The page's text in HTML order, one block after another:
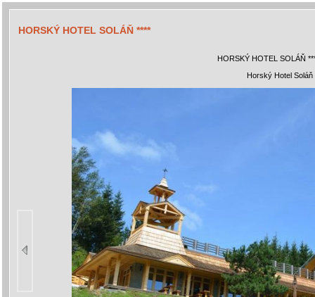
HORSKÝ HOTEL SOLÁŇ ****
HORSKÝ HOTEL SOLÁŇ
Horský Hotel